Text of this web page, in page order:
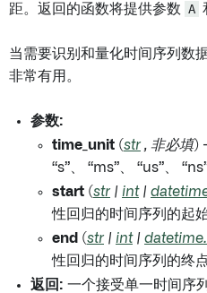
距。返回的函数将提供参数 A
当需要识别和量化时间序列数
非常有用。
参数:
time_unit (str , 非必填)
“s”、 “ms”、 “us”、
start (str | int |
性回归的时间序列的起
end (str | int |
性回归的时间序列的终
返回: 一个接受单一时间序